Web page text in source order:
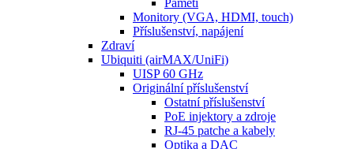
Paměti
Monitory (VGA, HDMI, touch)
Příslušenství, napájení
Zdraví
Ubiquiti (airMAX/UniFi)
UISP 60 GHz
Originální příslušenství
Ostatní příslušenství
PoE injektory a zdroje
RJ-45 patche a kabely
Optika a DAC